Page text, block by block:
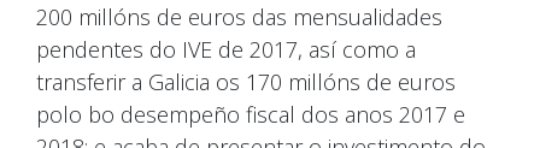
200 millóns de euros das mensualidades
pendentes do IVE de 2017, así como a
transferir a Galicia os 170 millóns de euros
polo bo desempeño fiscal dos anos 2017 e